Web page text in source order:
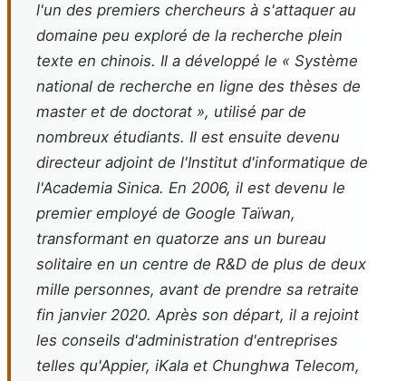
l'un des premiers chercheurs à s'attaquer au
domaine peu exploré de la recherche plein
texte en chinois. Il a développé le « Système
national de recherche en ligne des thèses de
master et de doctorat », utilisé par de
nombreux étudiants. Il est ensuite devenu
directeur adjoint de l'Institut d'informatique de
l'Academia Sinica. En 2006, il est devenu le
premier employé de Google Taïwan,
transformant en quatorze ans un bureau
solitaire en un centre de R&D de plus de deux
mille personnes, avant de prendre sa retraite
fin janvier 2020. Après son départ, il a rejoint
les conseils d'administration d'entreprises
telles qu'Appier, iKala et Chunghwa Telecom,